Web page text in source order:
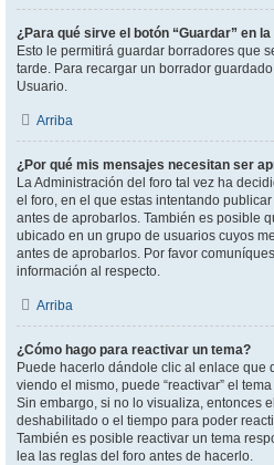
¿Para qué sirve el botón “Guardar” en
Esto le permitirá guardar borradores que
tarde. Para recargar un borrador
Usuario.
Arriba
¿Por qué mis mensajes necesitan ser
La Administración del foro tal vez ha
el foro, en el que estas intentando
antes de aprobarlos. También es posible
ubicado en un grupo de usuarios cuyos
antes de aprobarlos. Por favor
información al respecto.
Arriba
¿Cómo hago para reactivar un tema?
Puede hacerlo dándole clic al enlace que
viendo el mismo, puede “reactivar” el
Sin embargo, si no lo visualiza, entonces
deshabilitado o el tiempo para poder
También es posible reactivar un tema
lea las reglas del foro antes de hacerlo.